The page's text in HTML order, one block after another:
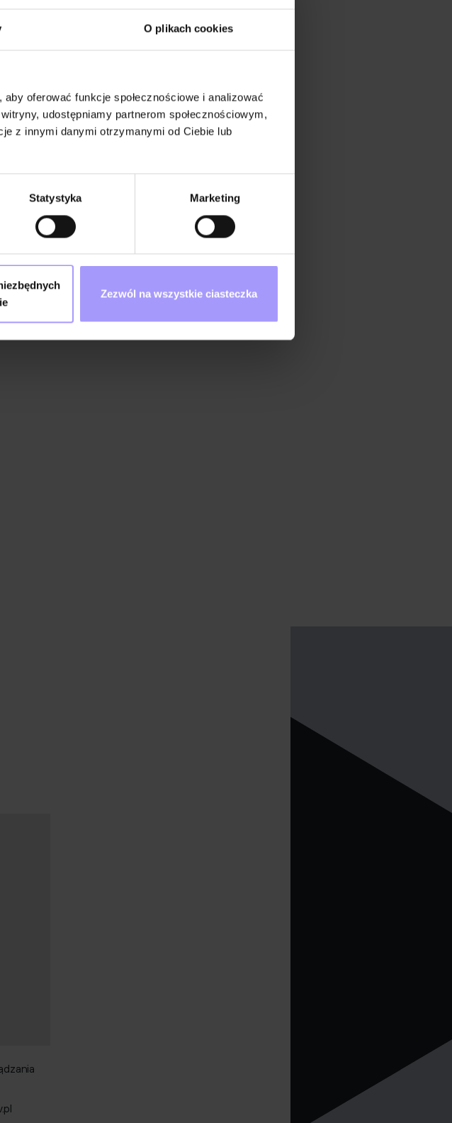
O plikach cookies
oferować funkcje społecznościowe i analizować
udostępniamy partnerom społecznościowym,
z innymi danymi otrzymanymi od Ciebie lub
Statystyka Marketing
Zezwól na wszystkie ciasteczka